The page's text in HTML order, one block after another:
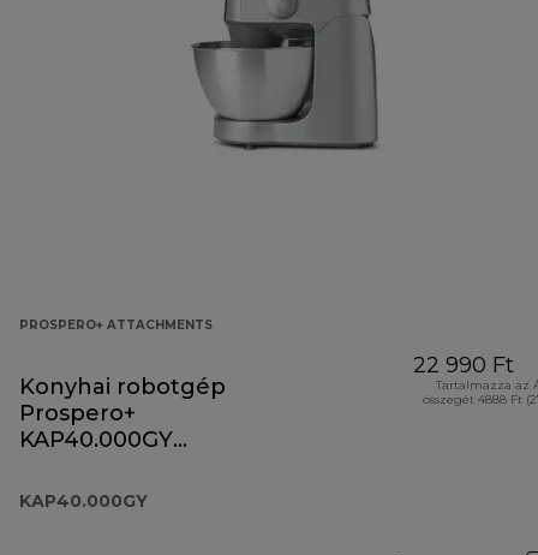
PROSPERO+ ATTACHMENTS
Konyhai robotgép
Prospero+
KAP40.000GY
KAP40.000GY
22 990 Ft
Tartalmazza az
összegét 4888 Ft